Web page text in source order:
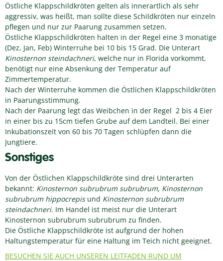
Östliche Klappschildkröten gelten als innerartlich als sehr
aggressiv, was heißt, man sollte diese Schildkröten nur einzeln
pflegen und nur zur Paarung zusammen setzen.
Östliche Klappschildkröten halten in der Regel eine 3 monatige
(Dez, Jan, Feb) Winterruhe bei 10 bis 15 Grad. Die Unterart
Kinosternon steindachneri, welche nur in Florida vorkommt,
benötigt nur eine Absenkung der Temperatur auf
Zimmertemperatur.
Nach der Winterruhe kommen die Östlichen Klappschildkröten
in Paarungsstimmung.
Nach der Paarung legt das Weibchen in der Regel 2 bis 4 Eier
in einer bis zu 15cm tiefen Grube auf dem Landteil. Bei einer
Inkubationszeit von 60 bis 70 Tagen schlüpfen dann die
Jungtiere.
Sonstiges
Von der Östlichen Klappschildkröte sind drei Unterarten
bekannt: Kinosternon subrubrum subrubrum, Kinosternon
subrubrum hippocrepisund Kinosternon subrubrum
steindachneri. Im Handel ist meist nur die Unterart
Kinosternon subrubrum subrubrum zu finden.
Die Östliche Klappschildkröte ist aufgrund der hohen
Haltungstemperatur für eine Haltung im Teich nicht geeignet.
BESUCHEN SIE AUCH UNSEREN LEITFADEN RUND UM